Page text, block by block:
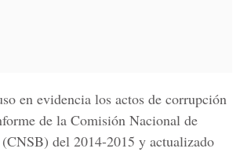
en evidencia los actos de corrupción
de la Comisión Nacional de
del 2014-2015 y actualizado